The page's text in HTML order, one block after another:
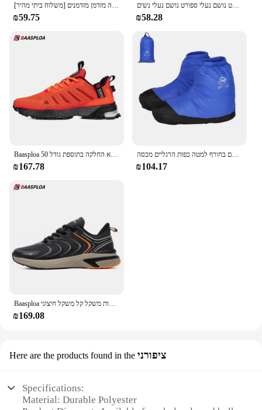
[משלוח ביתי מהיר] קיץ חם קל משקל נעלי עבודה אופנה מזדמן מזדמנים
₪59.75
גברים לרוץ נעלי ספורט מזדמנים נעלי ספורט נושם נעלי ספורט נושם נעלי נשים Size38-48
₪58.28
₪167.78
עמיד למים למטה מגפי נעלי קל משקל למטה גרביים ממולאים לשמור על חם בחורף למטה כפות הרגליים מכסה
₪104.17
₪169.08
Here are the products found in the ציפורני
Specifications:
Material: Durable Polyester